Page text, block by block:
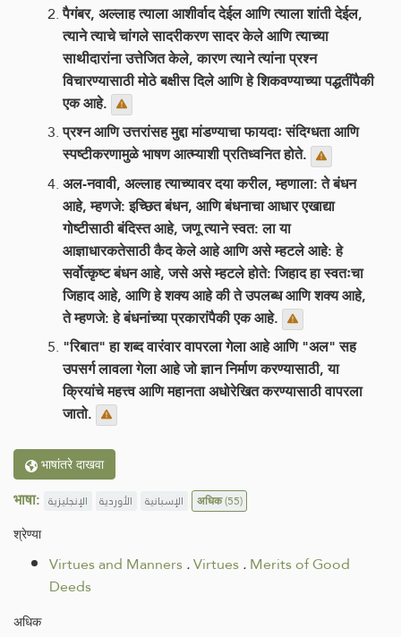
पैगंबर, अल्लाह त्याला आशीर्वाद देईल आणि त्याला शांती देईल,
त्याने त्याचे चांगले सादरीकरण सादर केले आणि त्याच्या
साथीदारांना उत्तेजित केले, कारण त्याने त्यांना प्रश्न
विचारण्यासाठी मोठे बक्षीस दिले आणि हे शिकवण्याच्या पद्धतींपैकी
एक आहे.
प्रश्न आणि उत्तरांसह मुद्दा मांडण्याचा फायदाः संदिग्धता आणि
स्पष्टीकरणामुळे भाषण आत्म्याशी प्रतिध्वनित होते.
अल-नवावी, अल्लाह त्याच्यावर दया करील, म्हणाला: ते बंधन
आहे, म्हणजे: इच्छित बंधन, आणि बंधनाचा आधार एखाद्या
गोष्टीसाठी बंदिस्त आहे, जणू त्याने स्वत: ला या
आज्ञाधारकतेसाठी कैद केले आहे आणि असे म्हटले आहे: हे
सर्वोत्कृष्ट बंधन आहे, जसे असे म्हटले होते: जिहाद हा स्वतःचा
जिहाद आहे, आणि हे शक्य आहे की ते उपलब्ध आणि शक्य आहे,
ते म्हणजे: हे बंधनांच्या प्रकारांपैकी एक आहे.
"रिबात" हा शब्द वारंवार वापरला गेला आहे आणि "अल" सह
उपसर्ग लावला गेला आहे जो ज्ञान निर्माण करण्यासाठी, या
क्रियांचे महत्त्व आणि महानता अधोरेखित करण्यासाठी वापरला
जातो.
भाषांतरे दाखवा
भाषा: الإنجليزية الأوردية الإسبانية अधिक(55)
श्रेण्या
Virtues and Manners.Virtues.Merits of Good
Deeds
अधिक